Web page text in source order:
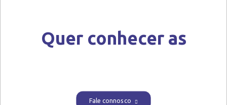
Quer conhecer as
Fale connosco